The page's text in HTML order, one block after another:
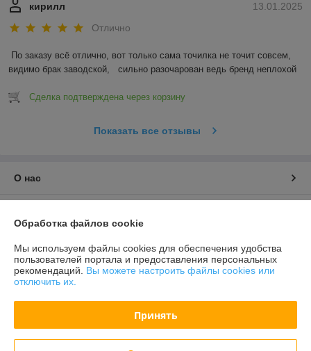
13.01.2025
кирилл
Отлично
По заказу всё отлично, вот только сама точилка не точит совсем,
видимо брак заводской,   сильно разочарован ведь бренд неплохой
Сделка подтверждена через корзину
Показать все отзывы
О нас
Доставка и оплата
График работы
Политика обработки cookies
Обработка файлов cookie
Мы используем файлы cookies для обеспечения удобства
пользователей портала и предоставления персональных
рекомендаций. Вы можете настроить файлы cookies или
отключить их.
Принять